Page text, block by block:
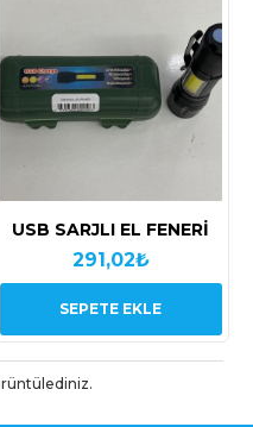
USB SARJLI EL FENERİ
291,02₺
SEPETE EKLE